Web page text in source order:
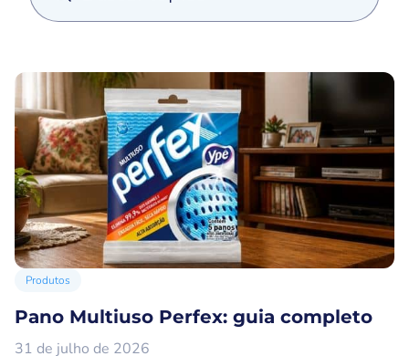
Produtos
Pano Multiuso Perfex: guia completo
31 de julho de 2026